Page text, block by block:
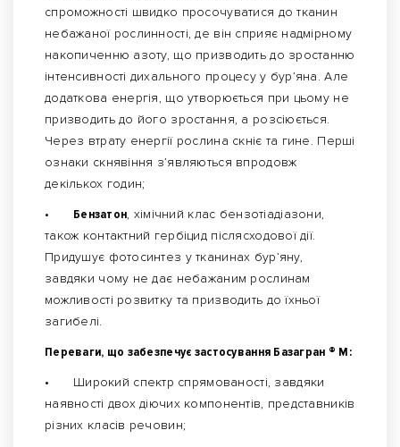
спроможності швидко просочуватися до тканин
небажаної рослинності, де він сприяє надмірному
накопиченню азоту, що призводить до зростанню
інтенсивності дихального процесу у бур’яна. Але
додаткова енергія, що утворюється при цьому не
призводить до його зростання, а розсіюється.
Через втрату енергії рослина скніє та гине. Перші
ознаки скнявіння з’являються впродовж
декількох годин;
•
Бензатон, хімічний клас бензотіадіазони,
також контактний гербіцид післясходової дії.
Придушує фотосинтез у тканинах бур’яну,
завдяки чому не дає небажаним рослинам
можливості розвитку та призводить до їхньої
загибелі.
Переваги, що забезпечує застосування Базагран ® М:
•
Широкий спектр спрямованості, завдяки
наявності двох діючих компонентів, представників
різних класів речовин;